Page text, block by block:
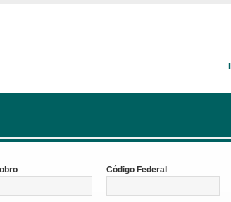
Código Federal